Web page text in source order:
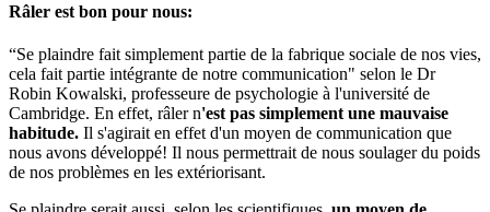
Râler est bon pour nous:
“Se plaindre fait simplement partie de la fabrique sociale de nos vies,
cela fait partie intégrante de notre communication" selon le Dr
Robin Kowalski, professeure de psychologie à l'université de
Cambridge. En effet, râler n'est pas simplement une mauvaise
habitude. Il s'agirait en effet d'un moyen de communication que
nous avons développé! Il nous permettrait de nous soulager du poids
de nos problèmes en les extériorisant.